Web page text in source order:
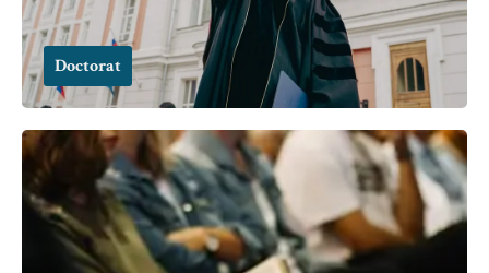
Doctorat